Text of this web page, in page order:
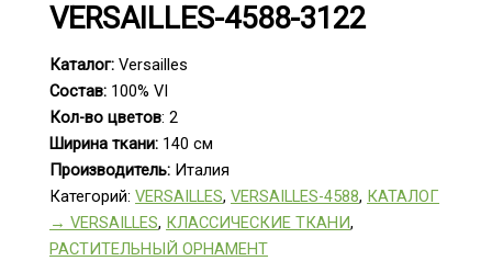
VERSAILLES-4588-3122
Каталог:Versailles
Состав: 100% VI
Кол-во цветов: 2
Ширина ткани: 140 см
Производитель: Италия
Категорий:VERSAILLES,VERSAILLES-4588, КАТАЛОГ
→ VERSAILLES, КЛАССИЧЕСКИЕ ТКАНИ,
РАСТИТЕЛЬНЫЙ ОРНАМЕНТ